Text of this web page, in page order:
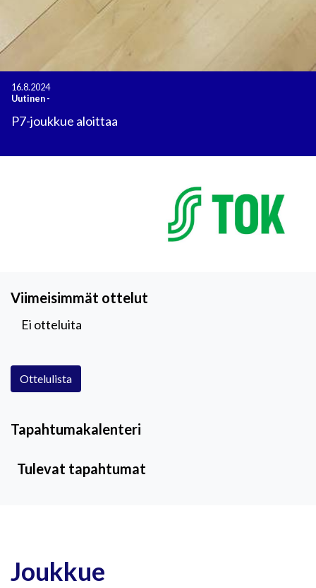
16.8.2024
Uutinen-
P7-joukkue aloittaa
Viimeisimmät ottelut
Ei otteluita
Ottelulista
Tapahtumakalenteri
Tulevat tapahtumat
Joukkue